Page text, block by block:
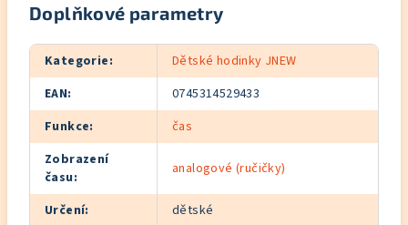
Doplňkové parametry
Kategorie:
Dětské hodinky JNEW
EAN:
0745314529433
Funkce:
čas
Zobrazení
času: analogové (ručičky)
Určení:
dětské